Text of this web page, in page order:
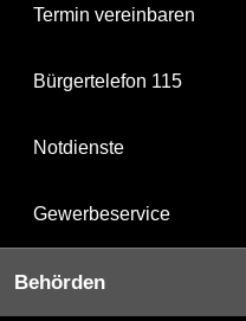
Termin vereinbaren
Bürgertelefon 115
Notdienste
Gewerbeservice
Behörden